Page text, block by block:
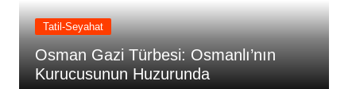
Gazi Türbesi: Osmanlı’nın
Huzurunda